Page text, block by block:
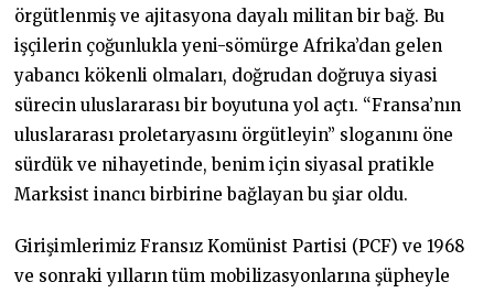
örgütlenmiş ve ajitasyona dayalı militan bir bağ. Bu
işçilerin çoğunlukla yeni-sömürge Afrika’dan gelen
yabancı kökenli olmaları, doğrudan doğruya siyasi
sürecin uluslararası bir boyutuna yol açtı. “Fransa’nın
uluslararası proletaryasını örgütleyin” sloganını öne
sürdük ve nihayetinde, benim için siyasal pratikle
Marksist inancı birbirine bağlayan bu şiar oldu.
Girişimlerimiz Fransız Komünist Partisi (PCF) ve 1968
ve sonraki yılların tüm mobilizasyonlarına şüpheyle